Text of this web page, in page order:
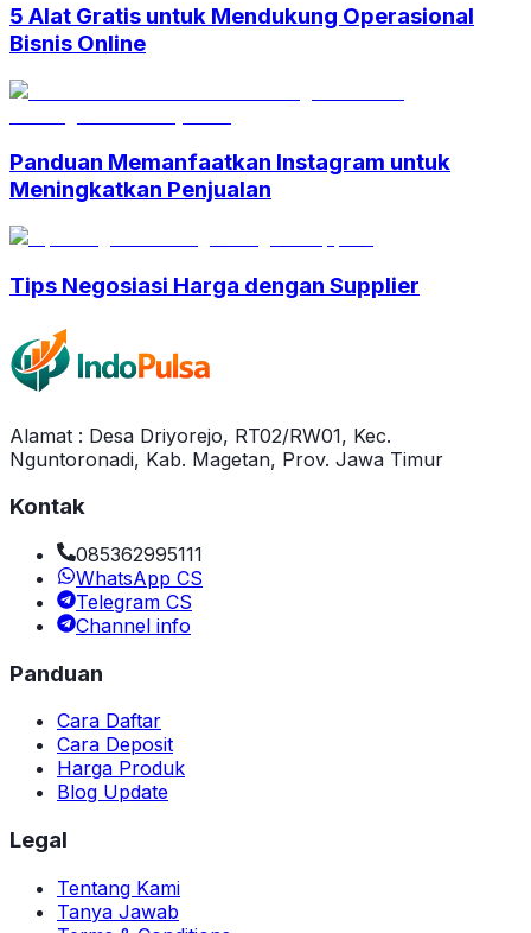
5 Alat Gratis untuk Mendukung Operasional
Bisnis Online
Panduan Memanfaatkan Instagram untuk
Meningkatkan Penjualan
Tips Negosiasi Harga dengan Supplier
Alamat : Desa Driyorejo, RT02/RW01, Kec.
Nguntoronadi, Kab. Magetan, Prov. Jawa Timur
Kontak
085362995111
WhatsApp CS
Telegram CS
Channel info
Panduan
Cara Daftar
Cara Deposit
Harga Produk
Blog Update
Legal
Tentang Kami
Tanya Jawab